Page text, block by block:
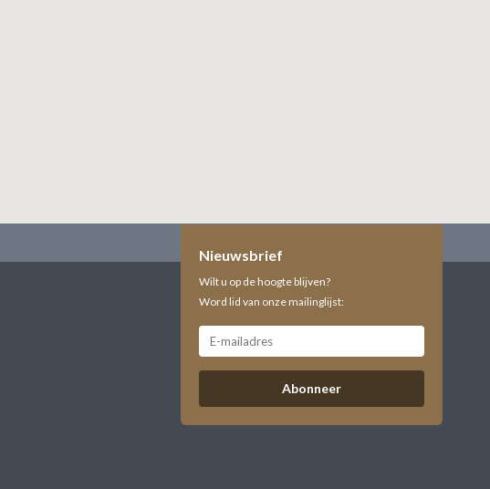
Nieuwsbrief
Wilt u op de hoogte blijven?
Word lid van onze mailinglijst:
Abonneer